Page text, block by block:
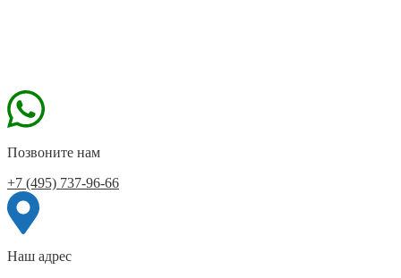
Позвоните нам
+7 (495) 737-96-66
Наш адрес